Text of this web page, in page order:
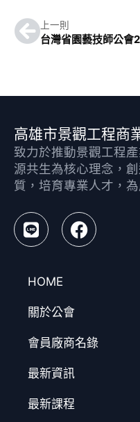
上一則
高雄市景觀工程商
致力於推動景觀工程
源共生為核心理念，
質，培育專業人才，
HOME
關於公會
會員廠商名錄
最新資訊
最新課程